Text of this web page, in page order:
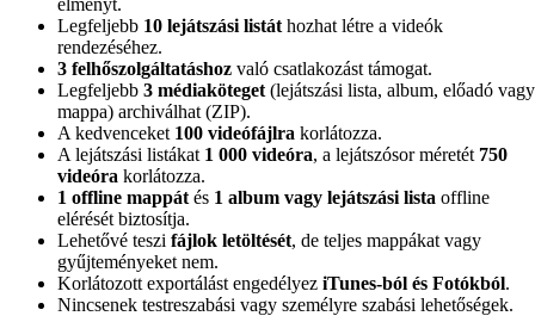
Legfeljebb 10 lejátszási listát hozhat létre a videók
rendezéséhez.
3 felhőszolgáltatáshoz való csatlakozást támogat.
Legfeljebb 3 médiaköteget (lejátszási lista, album, előadó vagy
mappa) archiválhat (ZIP).
A kedvenceket 100 videófájlra korlátozza.
A lejátszási listákat 1 000 videóra, a lejátszósor méretét 750
videóra korlátozza.
1 offline mappát és 1 album vagy lejátszási lista offline
elérését biztosítja.
Lehetővé teszi fájlok letöltését, de teljes mappákat vagy
gyűjteményeket nem.
Korlátozott exportálást engedélyez iTunes-ból és Fotókból.
Nincsenek testreszabási vagy személyre szabási lehetőségek.